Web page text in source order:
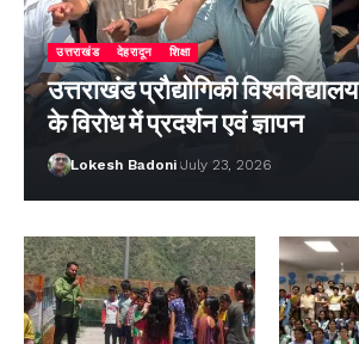
उत्तराखंड देहरादून शिक्षा
उत्तराखंड प्रौद्योगिकी
के विरोध में प्रदर्शन एवं ज्ञापन
Lokesh Badoni July 23, 2026